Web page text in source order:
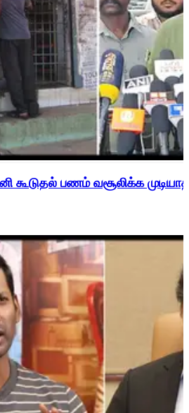
கூடுதல் பணம் வசூலிக்க